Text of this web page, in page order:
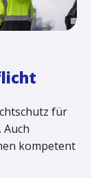
für
kompetent